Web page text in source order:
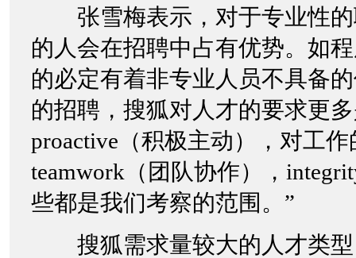
张雪梅表示，对于专业性的
的人会在招聘中占有优势。如
的必定有着非专业人员不具备
的招聘，搜狐对人才的要求更
proactive（积极主动），对工作
teamwork（团队协作），
些都是我们考察的范围。”
搜狐需求量较大的人才类型